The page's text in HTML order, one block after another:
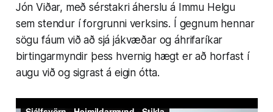
Jón Viðar, með sérstakri áherslu á Immu Helgu
sem stendur í forgrunni verksins. Í gegnum hennar
sögu fáum við að sjá jákvæðar og áhrifaríkar
birtingarmyndir þess hvernig hægt er að horfast í
augu við og sigrast á eigin ótta.